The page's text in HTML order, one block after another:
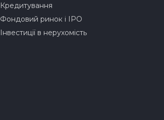
Кредитування
Фондовий ринок і IPO
Інвестиції в нерухомість